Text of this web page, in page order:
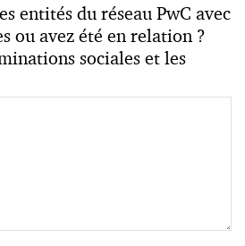
entités du réseau PwC avec
ou avez été en relation ?
sociales et les